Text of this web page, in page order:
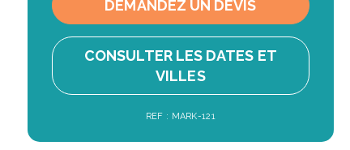
DEMANDEZ UN DEVIS
CONSULTER LES DATES ET
VILLES
REF : MARK-121